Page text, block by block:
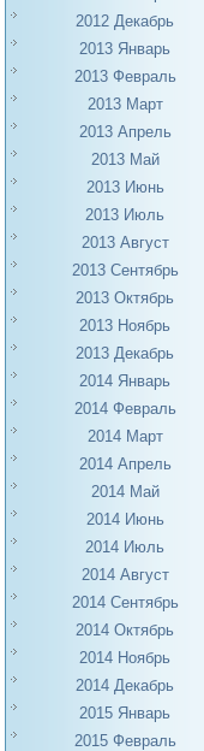
2012 Декабрь
2013 Январь
2013 Февраль
2013 Март
2013 Апрель
2013 Май
2013 Июнь
2013 Июль
2013 Август
2013 Сентябрь
2013 Октябрь
2013 Ноябрь
2013 Декабрь
2014 Январь
2014 Февраль
2014 Март
2014 Апрель
2014 Май
2014 Июнь
2014 Июль
2014 Август
2014 Сентябрь
2014 Октябрь
2014 Ноябрь
2014 Декабрь
2015 Январь
2015 Февраль